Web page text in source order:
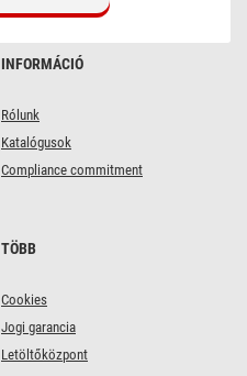
INFORMÁCIÓ
Rólunk
Katalógusok
Compliance commitment
TÖBB
Cookies
Jogi garancia
Letöltőközpont